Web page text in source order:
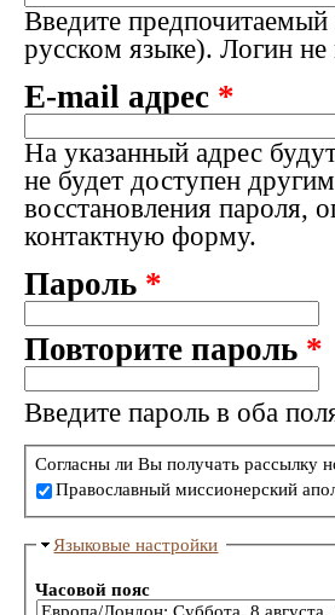
Введите
русском языке). Логин не
E-mail адрес *
На указанный адрес
не будет доступен
восстановления пароля,
контактную форму.
Пароль *
Повторите пароль *
Введите пароль в оба
Согласны ли Вы получать рассылку
Православный миссионерский
Языковые настройки
Часовой пояс